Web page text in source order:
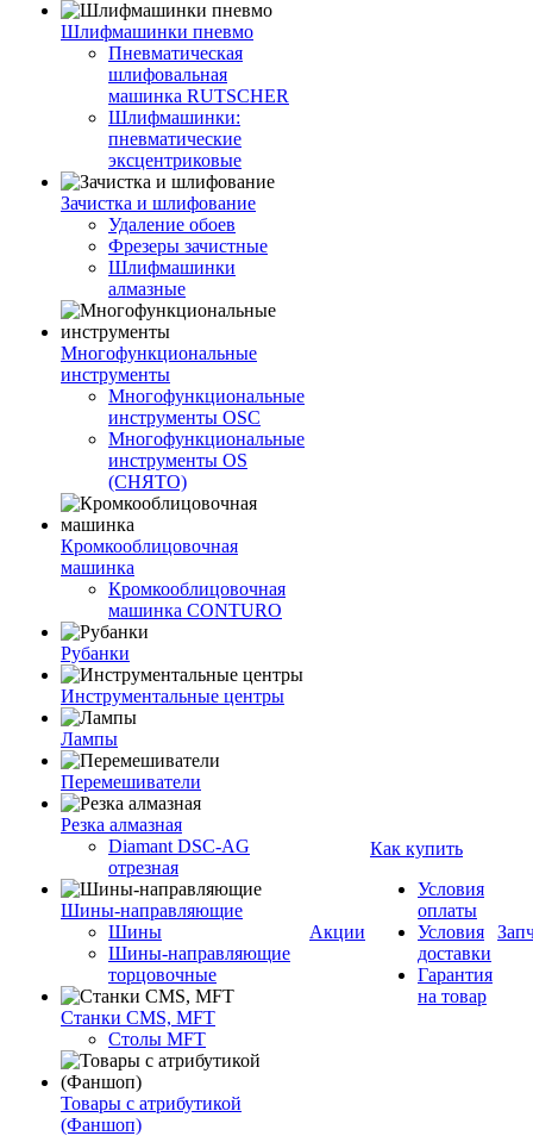
Шлифмашинки пневмо
Пневматическая
шлифовальная
машинка RUTSCHER
Шлифмашинки:
пневматические
эксцентриковые
Зачистка и шлифование
Удаление обоев
Фрезеры зачистные
Шлифмашинки
алмазные
Многофункциональные
инструменты
Многофункциональные
инструменты OSC
Многофункциональные
инструменты OS
(СНЯТО)
Кромкооблицовочная
машинка
Кромкооблицовочная
машинка CONTURO
Рубанки
Инструментальные центры
Лампы
Перемешиватели
Резка алмазная
Diamant DSC-AG
отрезная
Шины-направляющие
Шины
Шины-направляющие
торцовочные
Станки CMS, MFT
Столы MFT
Товары с атрибутикой
(Фаншоп)
Акции
Как купить
Условия
оплаты
Условия
доставки
Гарантия
на товар